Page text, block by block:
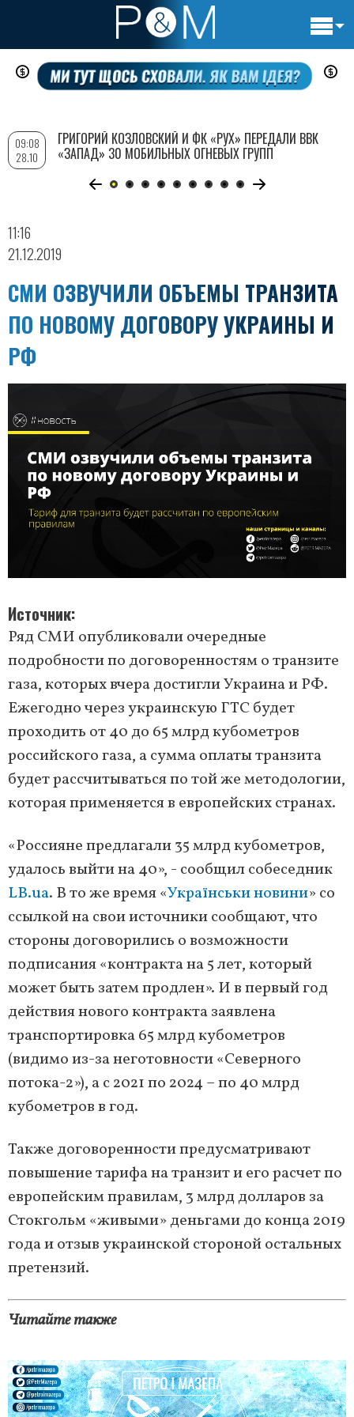
Перейти
содержанию
11:16
21.12.2019
СМИ ОЗВУЧИЛИ ОБЪЕМЫ ТРАНЗИТА
ПО НОВОМУ ДОГОВОРУ УКРАИНЫ И
РФ
Источник
Ряд СМИ опубликовали очередные
подробности по договоренностям о транзите
газа, которых вчера достигли Украина и РФ.
Ежегодно через украинскую ГТС будет
проходить от 40 до 65 млрд кубометров
российского газа, а сумма оплаты транзита
будет рассчитываться по той же методологии,
которая применяется в европейских странах.
«Россияне предлагали 35 млрд кубометров,
удалось выйти на 40», - сообщил собеседник
LB.ua. В то же время «Українськи новини» со
ссылкой на свои источники сообщают, что
стороны договорились о возможности
подписания «контракта на 5 лет, который
может быть затем продлен». И в первый год
действия нового контракта заявлена
транспортировка 65 млрд кубометров
(видимо из-за неготовности «Северного
потока-2»), а с 2021 по 2024 – по 40 млрд
кубометров в год.
Также договоренности предусматривают
повышение тарифа на транзит и его расчет по
европейским правилам, 3 млрд долларов за
Стокгольм «живыми» деньгами до конца 2019
года и отзыв украинской стороной остальных
претензий.
Читайте также
09:08
28.10
ГРИГОРИЙ КОЗЛОВСКИЙ И ФК «РУХ» ПЕРЕДАЛИ ВВК
«ЗАПАД» 30 МОБИЛЬНЫХ ОГНЕВЫХ ГРУПП